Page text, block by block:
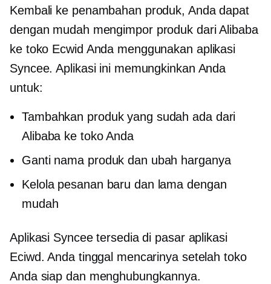
Kembali ke penambahan produk, Anda dapat
dengan mudah mengimpor produk dari Alibaba
ke toko Ecwid Anda menggunakan aplikasi
Syncee. Aplikasi ini memungkinkan Anda
untuk:
Tambahkan produk yang sudah ada dari
Alibaba ke toko Anda
Ganti nama produk dan ubah harganya
Kelola pesanan baru dan lama dengan
mudah
Aplikasi Syncee tersedia di pasar aplikasi
Eciwd. Anda tinggal mencarinya setelah toko
Anda siap dan menghubungkannya.